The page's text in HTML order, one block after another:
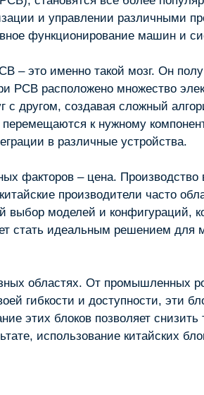
и управлении различными
функционирование машин и
– это именно такой мозг. Он
PCB расположено множество
другом, создавая сложный
к нужному
в различные устройства.
факторов – цена.
производители часто
выбор моделей и конфигураций,
стать идеальным решением для
областях. От промышленных
гибкости и доступности, эти
этих блоков позволяет снизить
использование китайских